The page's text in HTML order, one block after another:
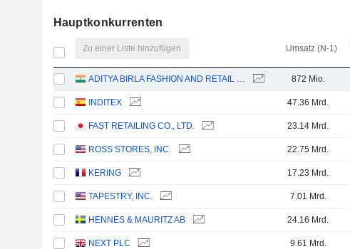
Hauptkonkurrenten
Zu einer Liste hinzufügen Umsatz (N-1)
ADITYA BIRLA FASHION AND RETAIL LIMITED 872 Mio.
INDITEX 47.36 Mrd.
FAST RETAILING CO., LTD. 23.14 Mrd.
ROSS STORES, INC. 22.75 Mrd.
KERING 17.23 Mrd.
TAPESTRY, INC. 7.01 Mrd.
HENNES & MAURITZ AB 24.16 Mrd.
NEXT PLC 9.61 Mrd.